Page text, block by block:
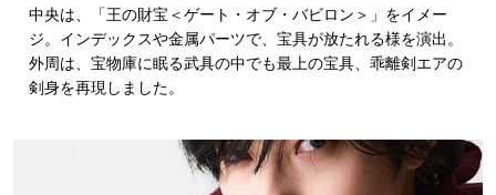
中央は、「王の財宝＜ゲート・オブ・バビロン＞」をイメー
ジ。インデックスや金属パーツで、宝具が放たれる様を演出。
外周は、宝物庫に眠る武具の中でも最上の宝具、乖離剣エアの
剣身を再現しました。